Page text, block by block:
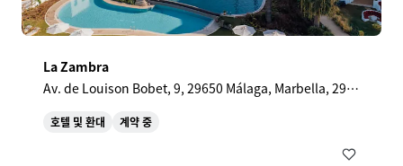
La Zambra
Av. de Louison Bobet, 9, 29650 Málaga, Marbella, 296
호텔 및 환대 계약 중